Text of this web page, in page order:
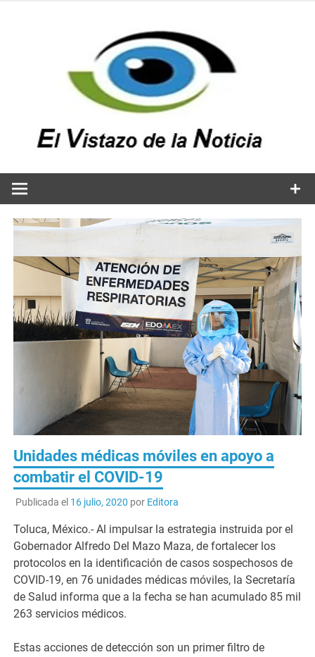
Unidades médicas móviles en apoyo a
combatir el COVID-19
Publicada el 16 julio, 2020 por Editora
Toluca, México.- Al impulsar la estrategia instruida por el
Gobernador Alfredo Del Mazo Maza, de fortalecer los
protocolos en la identificación de casos sospechosos de
COVID-19, en 76 unidades médicas móviles, la Secretaría
de Salud informa que a la fecha se han acumulado 85 mil
263 servicios médicos.
Estas acciones de detección son un primer filtro de